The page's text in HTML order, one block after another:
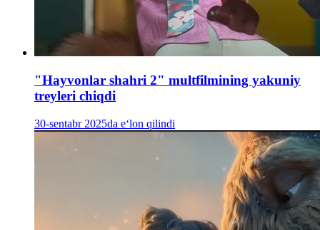
"Hayvonlar shahri 2" multfilmining yakuniy
treyleri chiqdi
30-sentabr 2025da e‘lon qilindi